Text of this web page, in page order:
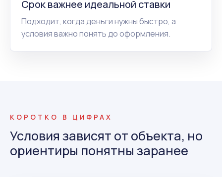
Срок важнее идеальной ставки
Подходит, когда деньги нужны быстро, а
условия важно понять до оформления.
КОРОТКО В ЦИФРАХ
Условия зависят от объекта, но
ориентиры понятны заранее